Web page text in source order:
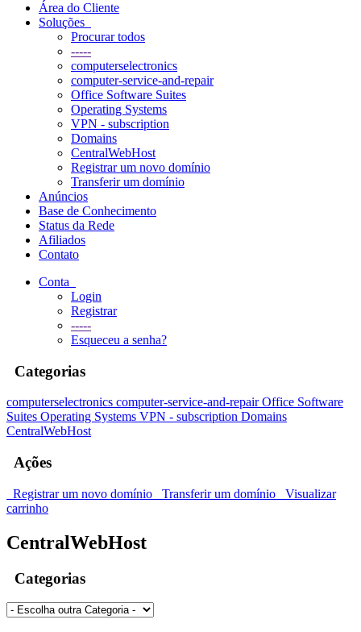
Área do Cliente
Soluções
Procurar todos
-----
computerselectronics
computer-service-and-repair
Office Software Suites
Operating Systems
VPN - subscription
Domains
CentralWebHost
Registrar um novo domínio
Transferir um domínio
Anúncios
Base de Conhecimento
Status da Rede
Afiliados
Contato
Conta
Login
Registrar
-----
Esqueceu a senha?
Categorias
computerselectronics computer-service-and-repairOffice Software
Suites Operating Systems VPN - subscription Domains
CentralWebHost
Ações
Registrar um novo domínio Transferir um domínio
Visualizar
carrinho
CentralWebHost
Categorias